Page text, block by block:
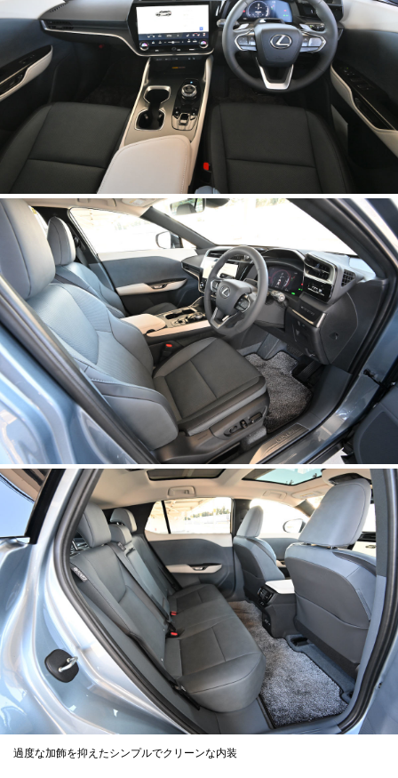
過度な加飾を抑えたシンプルでクリーンな内装